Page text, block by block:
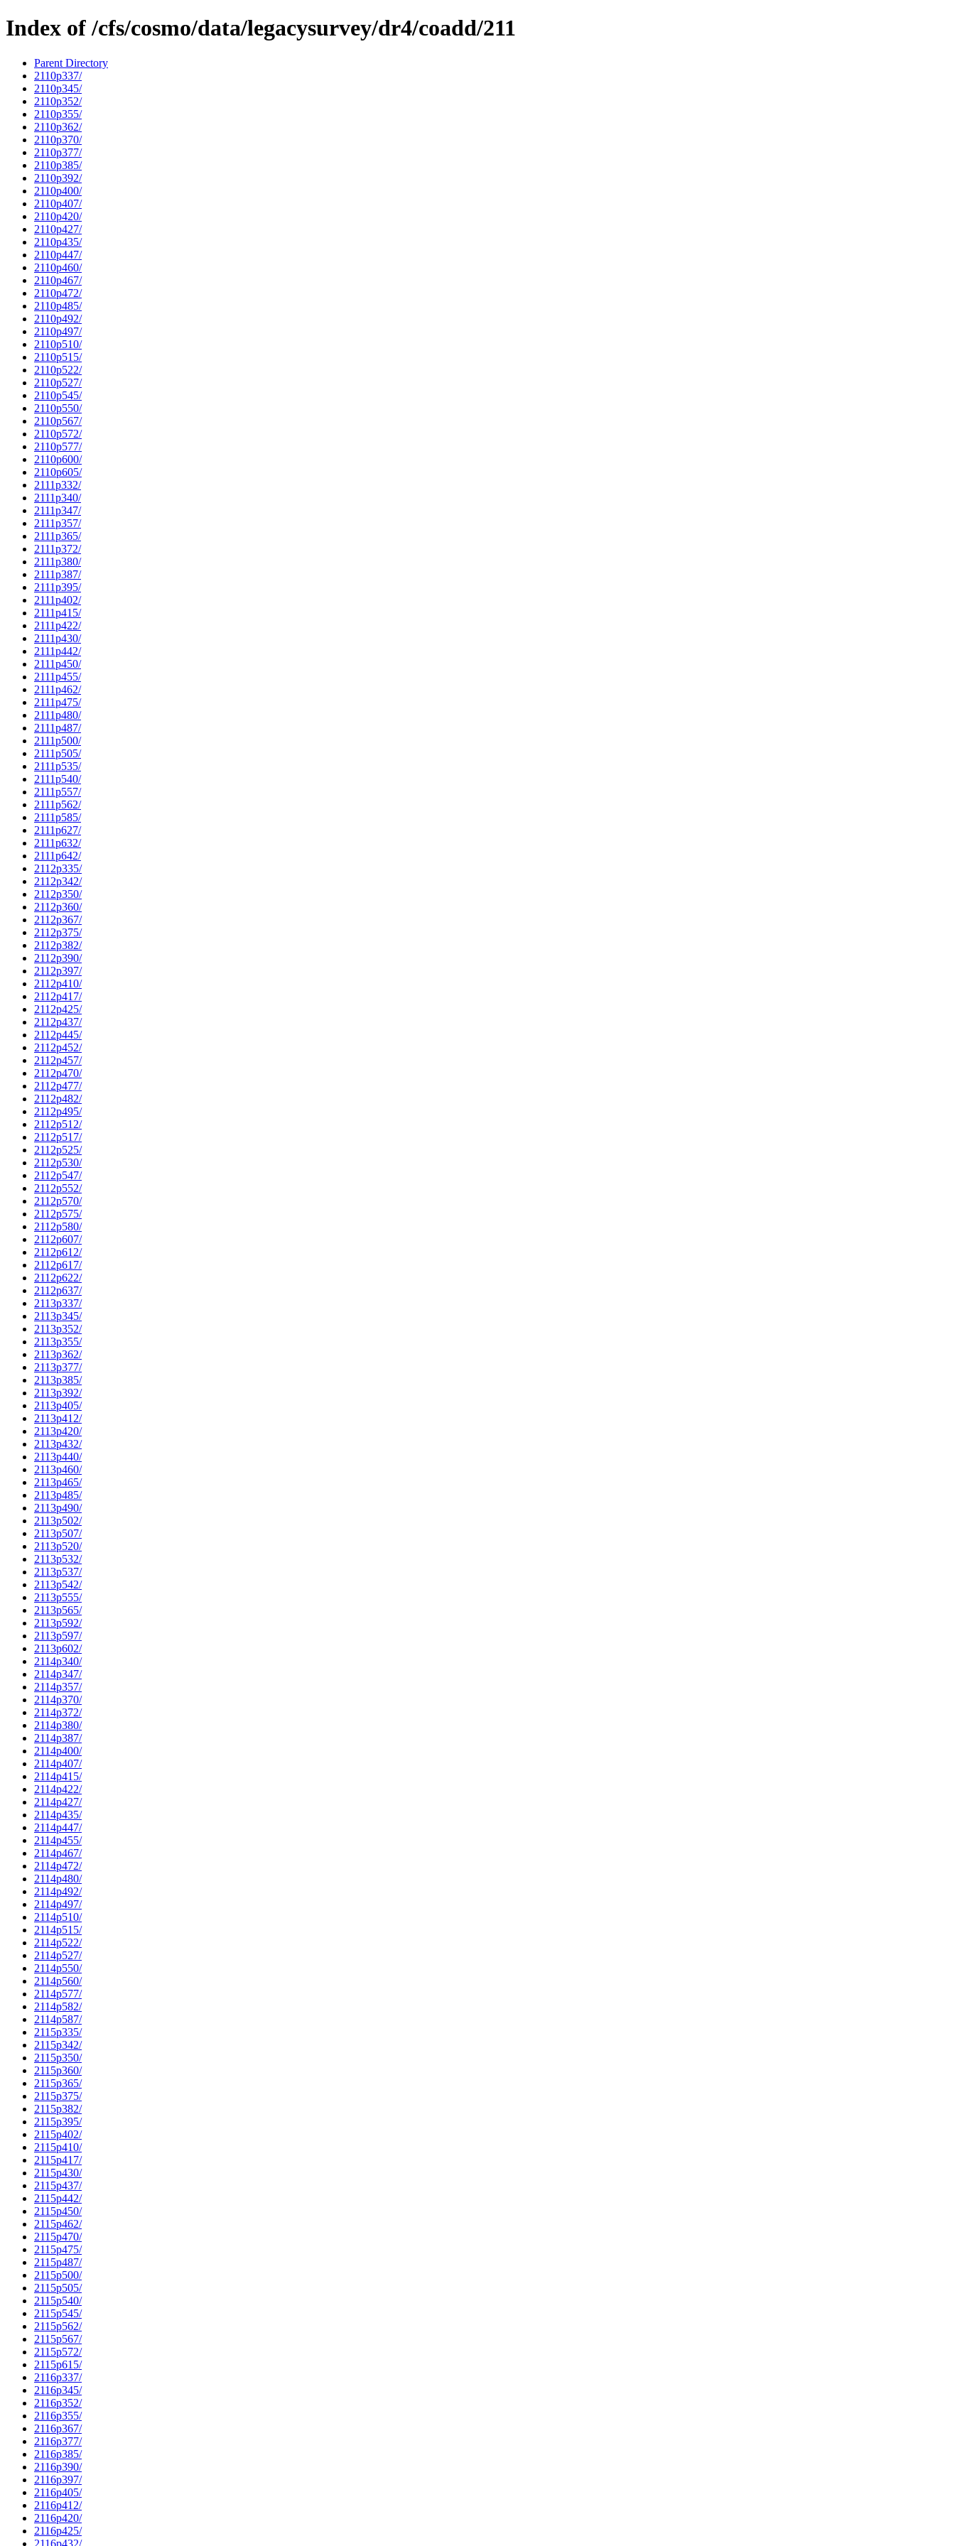
Index of /cfs/cosmo/data/legacysurvey/dr4/coadd/211
Parent Directory
2110p337/
2110p345/
2110p352/
2110p355/
2110p362/
2110p370/
2110p377/
2110p385/
2110p392/
2110p400/
2110p407/
2110p420/
2110p427/
2110p435/
2110p447/
2110p460/
2110p467/
2110p472/
2110p485/
2110p492/
2110p497/
2110p510/
2110p515/
2110p522/
2110p527/
2110p545/
2110p550/
2110p567/
2110p572/
2110p577/
2110p600/
2110p605/
2111p332/
2111p340/
2111p347/
2111p357/
2111p365/
2111p372/
2111p380/
2111p387/
2111p395/
2111p402/
2111p415/
2111p422/
2111p430/
2111p442/
2111p450/
2111p455/
2111p462/
2111p475/
2111p480/
2111p487/
2111p500/
2111p505/
2111p535/
2111p540/
2111p557/
2111p562/
2111p585/
2111p627/
2111p632/
2111p642/
2112p335/
2112p342/
2112p350/
2112p360/
2112p367/
2112p375/
2112p382/
2112p390/
2112p397/
2112p410/
2112p417/
2112p425/
2112p437/
2112p445/
2112p452/
2112p457/
2112p470/
2112p477/
2112p482/
2112p495/
2112p512/
2112p517/
2112p525/
2112p530/
2112p547/
2112p552/
2112p570/
2112p575/
2112p580/
2112p607/
2112p612/
2112p617/
2112p622/
2112p637/
2113p337/
2113p345/
2113p352/
2113p355/
2113p362/
2113p377/
2113p385/
2113p392/
2113p405/
2113p412/
2113p420/
2113p432/
2113p440/
2113p460/
2113p465/
2113p485/
2113p490/
2113p502/
2113p507/
2113p520/
2113p532/
2113p537/
2113p542/
2113p555/
2113p565/
2113p592/
2113p597/
2113p602/
2114p340/
2114p347/
2114p357/
2114p370/
2114p372/
2114p380/
2114p387/
2114p400/
2114p407/
2114p415/
2114p422/
2114p427/
2114p435/
2114p447/
2114p455/
2114p467/
2114p472/
2114p480/
2114p492/
2114p497/
2114p510/
2114p515/
2114p522/
2114p527/
2114p550/
2114p560/
2114p577/
2114p582/
2114p587/
2115p335/
2115p342/
2115p350/
2115p360/
2115p365/
2115p375/
2115p382/
2115p395/
2115p402/
2115p410/
2115p417/
2115p430/
2115p437/
2115p442/
2115p450/
2115p462/
2115p470/
2115p475/
2115p487/
2115p500/
2115p505/
2115p540/
2115p545/
2115p562/
2115p567/
2115p572/
2115p615/
2116p337/
2116p345/
2116p352/
2116p355/
2116p367/
2116p377/
2116p385/
2116p390/
2116p397/
2116p405/
2116p412/
2116p420/
2116p425/
2116p432/